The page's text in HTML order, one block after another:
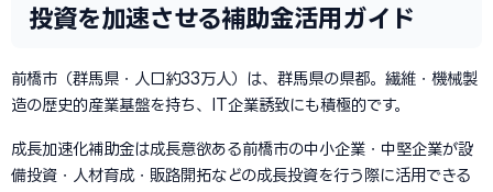
投資を加速させる補助金活用ガイド
前橋市（群馬県・人口約33万人）は、群馬県の県都。繊維・機械製
造の歴史的産業基盤を持ち、IT企業誘致にも積極的です。
成長加速化補助金は成長意欲ある前橋市の中小企業・中堅企業が設
備投資・人材育成・販路開拓などの成長投資を行う際に活用できる